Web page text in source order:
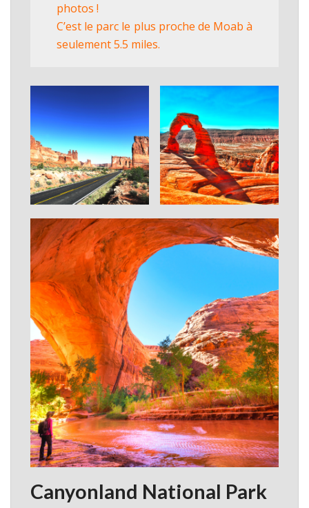
photos !
C’est le parc le plus proche de Moab à
seulement 5.5 miles.
Canyonland National Park